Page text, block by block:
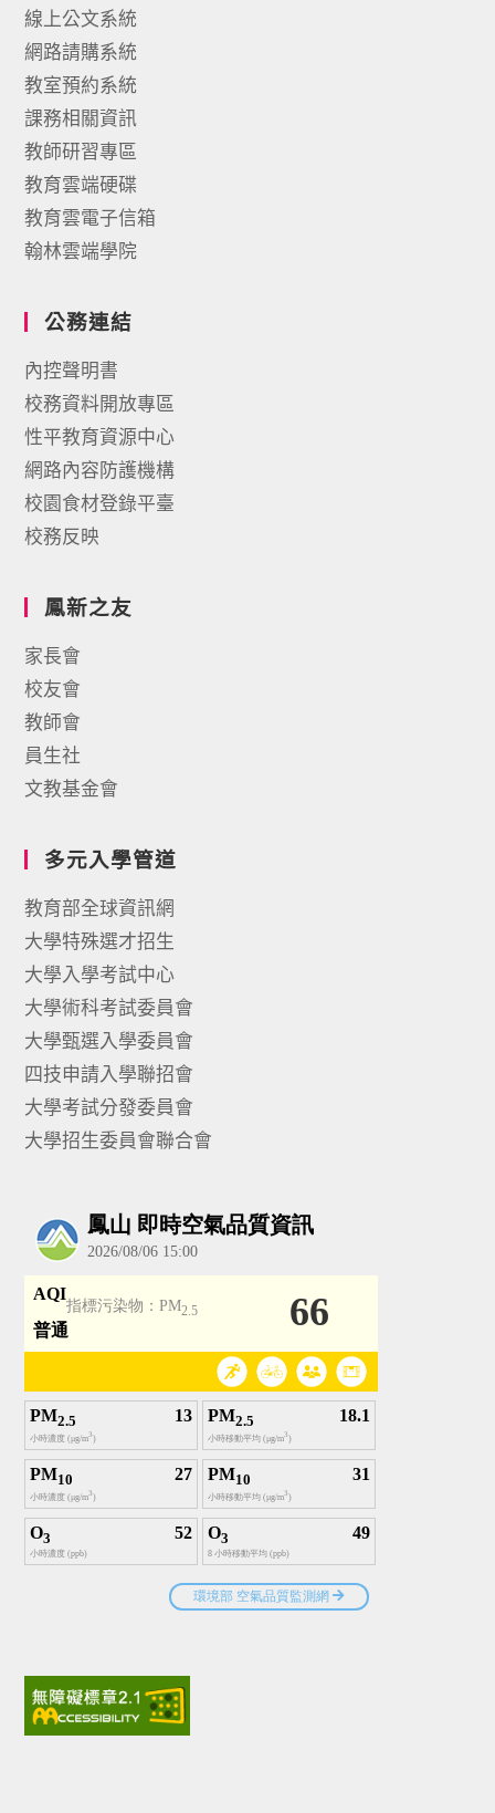
線上公文系統
網路請購系統
教室預約系統
課務相關資訊
教師研習專區
教育雲端硬碟
教育雲電子信箱
翰林雲端學院
公務連結
內控聲明書
校務資料開放專區
性平教育資源中心
網路內容防護機構
校園食材登錄平臺
校務反映
鳳新之友
家長會
校友會
教師會
員生社
文教基金會
多元入學管道
教育部全球資訊網
大學特殊選才招生
大學入學考試中心
大學術科考試委員會
大學甄選入學委員會
四技申請入學聯招會
大學考試分發委員會
大學招生委員會聯合會